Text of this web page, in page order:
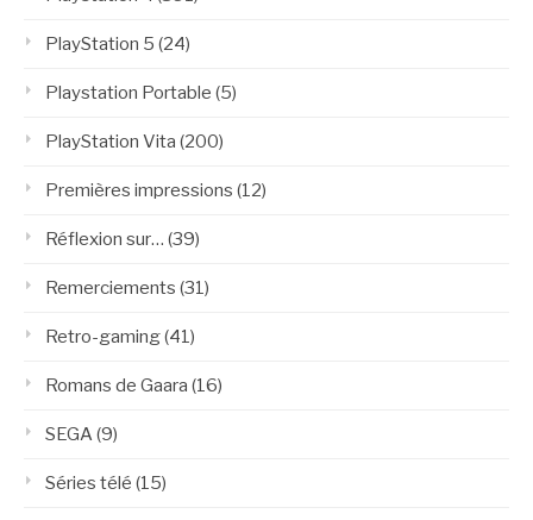
PlayStation 5 (24)
Playstation Portable (5)
PlayStation Vita (200)
Premières impressions (12)
Réflexion sur… (39)
Remerciements (31)
Retro-gaming(41)
Romans de Gaara (16)
SEGA(9)
Séries télé (15)